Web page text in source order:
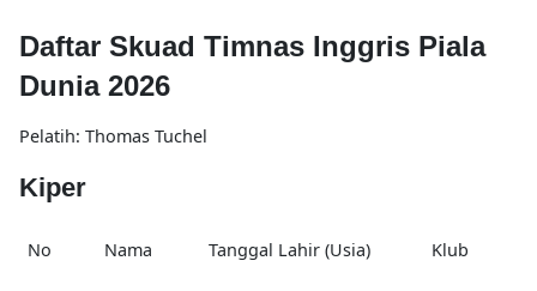
Daftar Skuad Timnas Inggris Piala
Dunia 2026
Pelatih: Thomas Tuchel
Kiper
No Nama Tanggal Lahir (Usia) Klub